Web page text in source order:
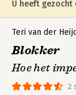
U heeft gezocht
niet meer in die
onderstaande
2
Teri van der
Blokker
Hoe het